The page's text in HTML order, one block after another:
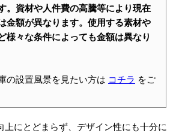
。資材や人件費の高騰等により現在
金額が異なります。使用する素材や
様々な条件によっても金額は異なり
の設置風景を見たい方は コチラ をご
上にとどまらず、デザイン性にも十分に